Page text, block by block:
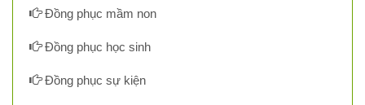
Đồng phục mầm non
Đồng phục học sinh
Đồng phục sự kiện